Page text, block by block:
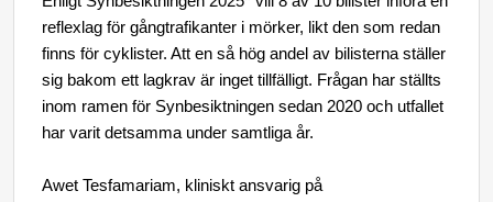
reflexlag för gångtrafikanter i mörker, likt den som redan
finns för cyklister. Att en så hög andel av bilisterna ställer
sig bakom ett lagkrav är inget tillfälligt. Frågan har ställts
inom ramen för Synbesiktningen sedan 2020 och utfallet
har varit detsamma under samtliga år.
Awet Tesfamariam, kliniskt ansvarig på